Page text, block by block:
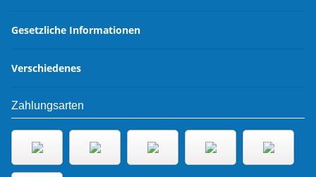
Gesetzliche Informationen
Verschiedenes
Zahlungsarten